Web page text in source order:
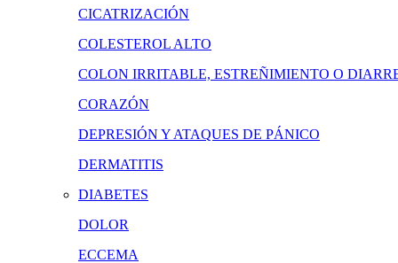
CICATRIZACIÓN
COLESTEROL ALTO
COLON IRRITABLE, ESTREÑIMIENTO O
CORAZÓN
DEPRESIÓN Y ATAQUES DE PÁNICO
DERMATITIS
DIABETES
DOLOR
ECCEMA